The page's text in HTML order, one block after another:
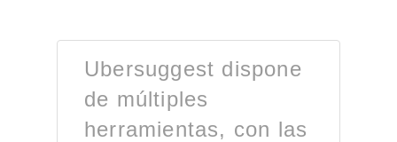
Ubersuggest dispone
de múltiples
herramientas, con las